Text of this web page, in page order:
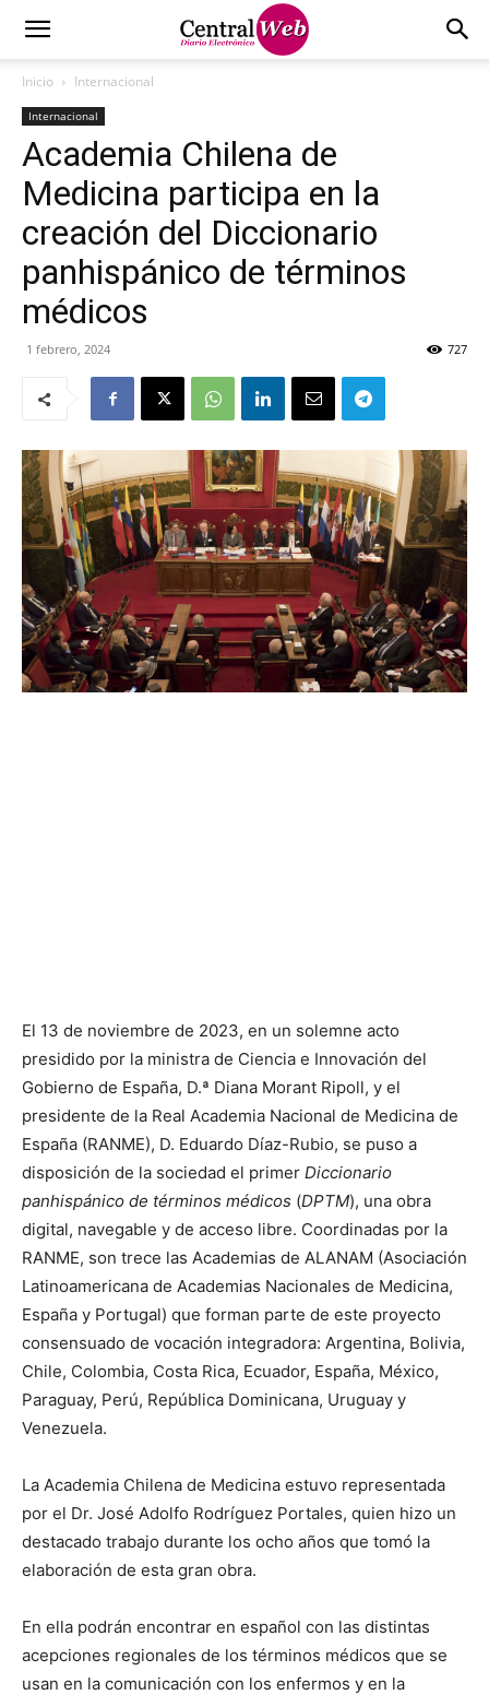
Inicio Internacional
Internacional
Academia Chilena de
Medicina participa en la
creación del Diccionario
panhispánico de términos
médicos
1 febrero, 2024 727
El 13 de noviembre de 2023, en un solemne acto
presidido por la ministra de Ciencia e Innovación del
Gobierno de España, D.ª Diana Morant Ripoll, y el
presidente de la Real Academia Nacional de Medicina de
España (RANME), D. Eduardo Díaz-Rubio, se puso a
disposición de la sociedad el primer Diccionario
panhispánico de términos médicos (DPTM), una obra
digital, navegable y de acceso libre. Coordinadas por la
RANME, son trece las Academias de ALANAM (Asociación
Latinoamericana de Academias Nacionales de Medicina,
España y Portugal) que forman parte de este proyecto
consensuado de vocación integradora: Argentina, Bolivia,
Chile, Colombia, Costa Rica, Ecuador, España, México,
Paraguay, Perú, República Dominicana, Uruguay y
Venezuela.
La Academia Chilena de Medicina estuvo representada
por el Dr. José Adolfo Rodríguez Portales, quien hizo un
destacado trabajo durante los ocho años que tomó la
elaboración de esta gran obra.
En ella podrán encontrar en español con las distintas
acepciones regionales de los términos médicos que se
usan en la comunicación con los enfermos y en la